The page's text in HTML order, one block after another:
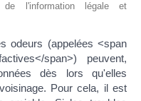
l'information légale et
odeurs (appelées <span
span>) peuvent,
dès lors qu'elles
Pour cela, il est